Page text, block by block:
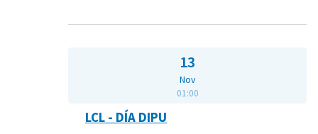
13
Nov
01:00
LCL - DÍA DIPU